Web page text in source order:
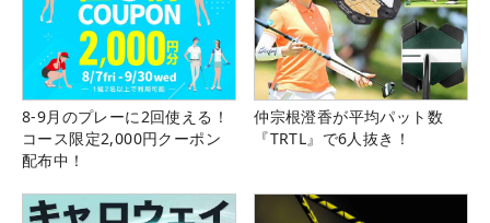
8-9月のプレーに2回使える！
コース限定2,000円クーポン
配布中！
仲宗根澄香が平均パット数
『TRTL』で6人抜き！